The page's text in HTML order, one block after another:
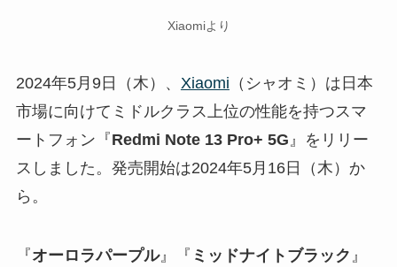
Xiaomiより
2024年5月9日（木）、 Xiaomi （シャオミ）は日本
市場に向けてミドルクラス上位の性能を持つスマ
ートフォン『Redmi Note 13 Pro+ 5G 』をリリー
スしました。発売開始は2024年5月16日（木）か
ら。
『オーロラパープル』『 ミッドナイトブラック 』